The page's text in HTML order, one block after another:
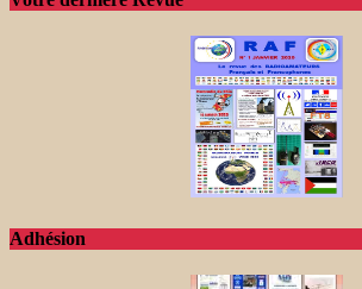
Adhésion